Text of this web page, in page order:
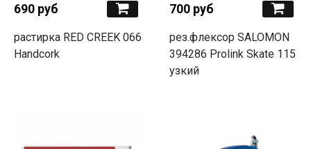
690 руб
растирка RED CREEK 066
Handcork
700 руб
рез.флексор SALOMON
394286 Prolink Skate 115
узкий